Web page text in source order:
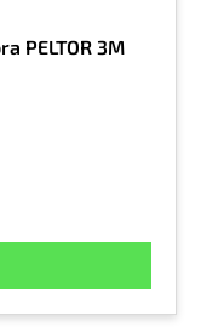
PELTOR 3M